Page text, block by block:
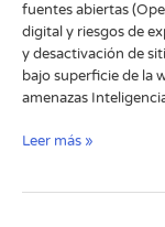
fuentes abiertas
digital y riesgos de
y desactivación de
bajo superficie de la
amenazas​
Leer más »